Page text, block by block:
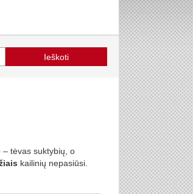
tėvas suktybių, o
kailinių nepasiūsi.